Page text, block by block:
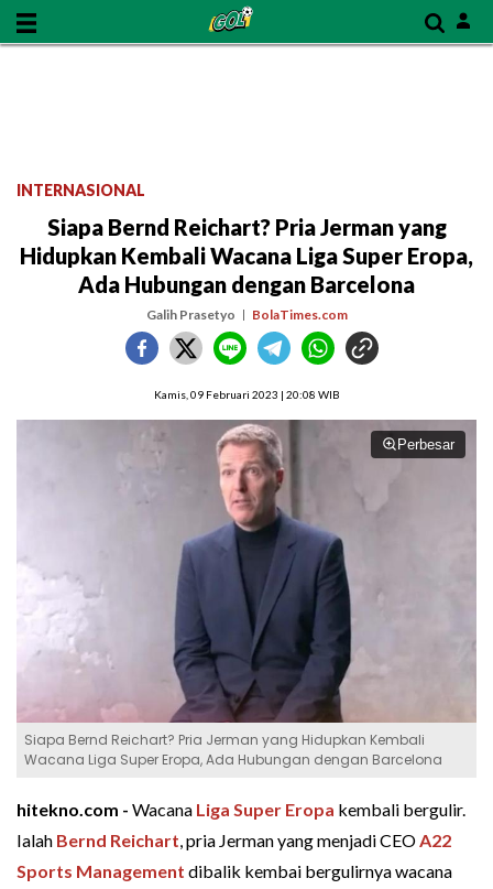
INTERNASIONAL
Siapa Bernd Reichart? Pria Jerman yang
Hidupkan Kembali Wacana Liga Super Eropa,
Ada Hubungan dengan Barcelona
Galih Prasetyo BolaTimes.com
Kamis, 09 Februari 2023 | 20:08 WIB
Perbesar
Siapa Bernd Reichart? Pria Jerman yang Hidupkan Kembali
Wacana Liga Super Eropa, Ada Hubungan dengan Barcelona
hitekno.com - Wacana Liga Super Eropa kembali bergulir.
Ialah Bernd Reichart, pria Jerman yang menjadi CEOA22
Sports Management dibalik kembai bergulirnya wacana